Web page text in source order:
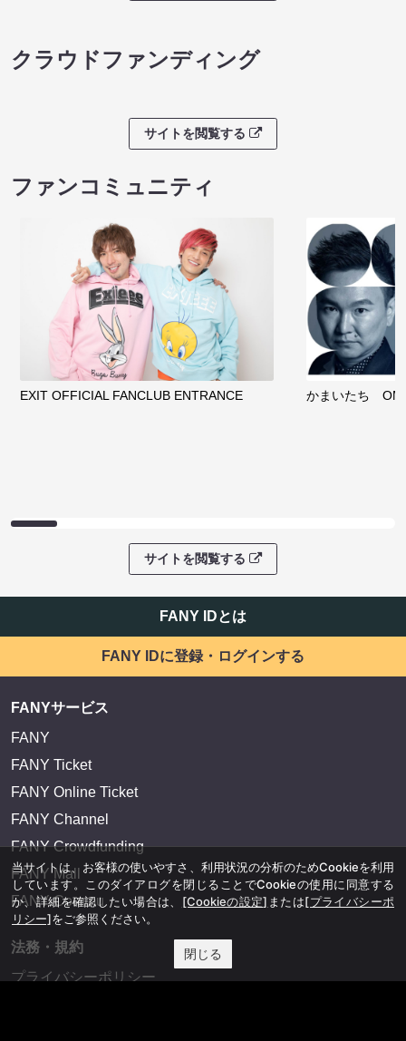
クラウドファンディング
サイトを閲覧する
ファンコミュニティ
EXIT OFFICIAL FANCLUB ENTRANCE かまいたち
サイトを閲覧する
FANY IDとは
FANY IDに登録・ログインする
FANYサービス
FANY
FANY Ticket
FANY Online Ticket
FANY Channel
FANY Crowdfunding
FANY Mall
FANY Commu
法務・規約
プライバシーポリシー
当サイトは、お客様の使いやすさ、利用状況の分析のためCookieを利用
しています。このダイアログを閉じることでCookieの使用に同意する
か、詳細を確認したい場合は、 [Cookieの設定] または[プライバシーポ
リシー]をご参照ください。
閉じる